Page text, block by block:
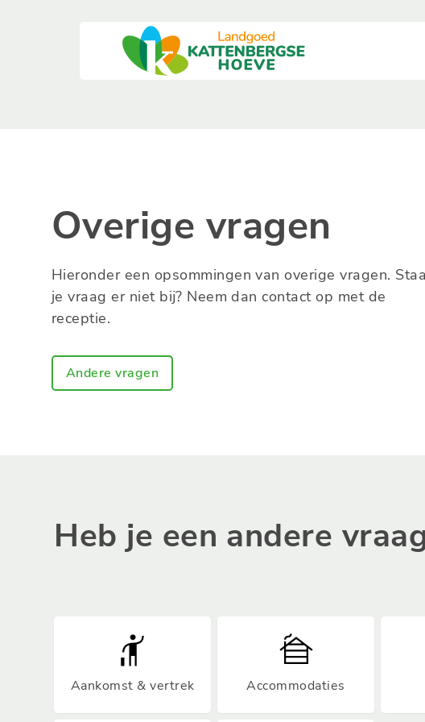
Overige vragen
Hieronder een opsommingen van overige vragen.
je vraag er niet bij? Neem dan contact op met de
receptie.
Andere vragen
Heb je een andere
Aankomst & vertrek Accommodaties